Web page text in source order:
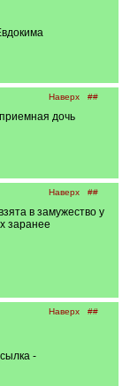
Наверх ##
дочь
Наверх ##
в замужество у
заранее
Наверх ##
-